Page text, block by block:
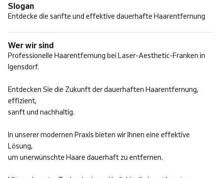
Slogan
Entdecke die sanfte und effektive dauerhafte Haarentfernung
Wer wir sind
Professionelle Haarentfernung bei Laser-Aesthetic-Franken in
Igensdorf.
Entdecken Sie die Zukunft der dauerhaften Haarentfernung,
effizient,
sanft und nachhaltig.
In unserer modernen Praxis bieten wir Ihnen eine effektive
Lösung,
um unerwünschte Haare dauerhaft zu entfernen.